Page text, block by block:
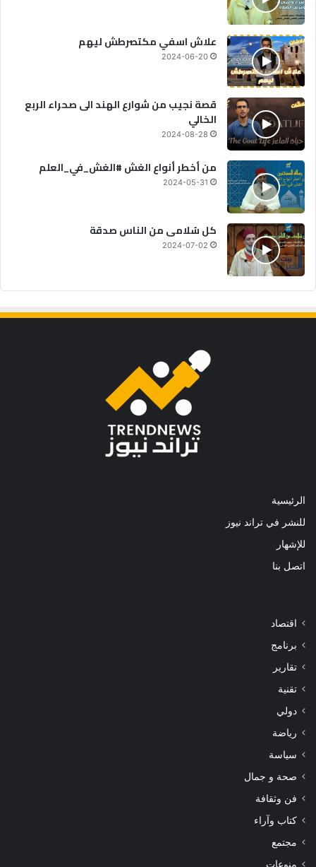
علاش اسفي مكتصرطش ليهم
2024-06-20
قصة نجيب من شوارع الهند الى صحراء الربع
الخالي
2024-08-28
من أخطر أنواع الغش #الغش_في_العلم
2024-05-31
كل سُلامى من الناس صدقة
2024-07-02
الرئيسية
للنشر في تراند نيوز
للإشهار
اتصل بنا
اقتصاد
برنامج
تقارير
تقنية
دولي
رياضة
سياسة
صحة و جمال
فن وثقافة
كتاب وآراء
مجتمع
منوعات